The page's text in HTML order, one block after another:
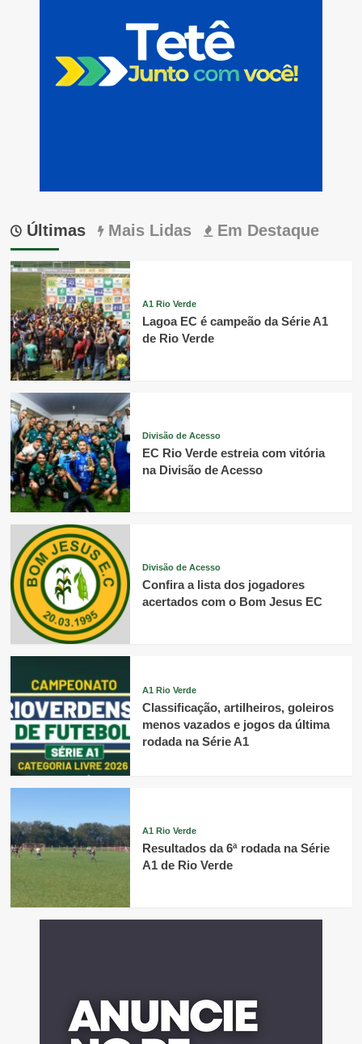
Últimas Mais Lidas Em Destaque
A1 Rio Verde
Lagoa EC é campeão da Série A1
de Rio Verde
Divisão de Acesso
EC Rio Verde estreia com vitória
na Divisão de Acesso
Divisão de Acesso
Confira a lista dos jogadores
acertados com o Bom Jesus EC
A1 Rio Verde
Classificação, artilheiros, goleiros
menos vazados e jogos da última
rodada na Série A1
A1 Rio Verde
Resultados da 6ª rodada na Série
A1 de Rio Verde